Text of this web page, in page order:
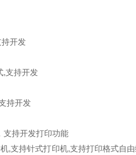
持开发
,支持开发
持开发
支持开发打印功能
,支持针式打印机,支持打印格式自